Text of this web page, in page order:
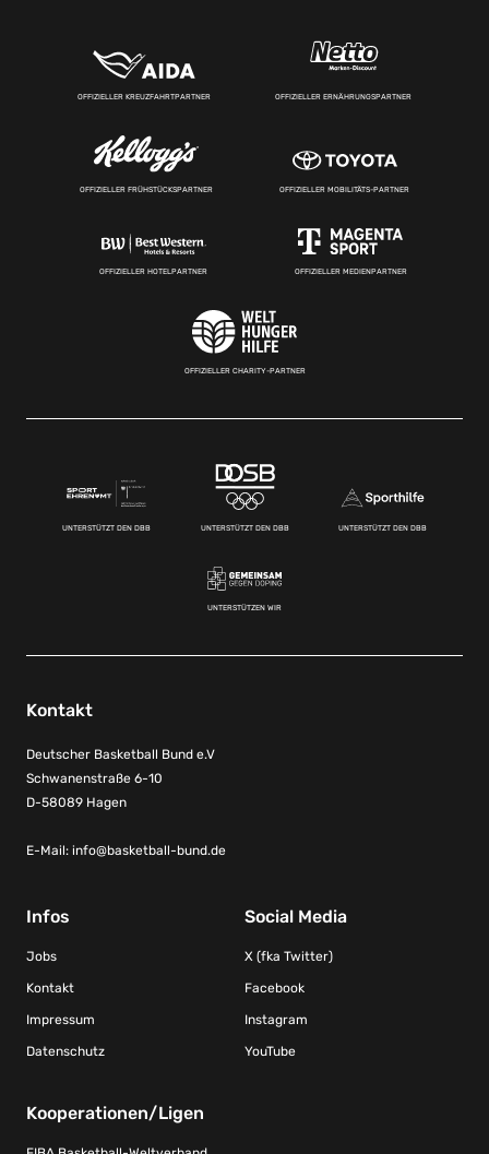
OFFIZIELLER KREUZFAHRTPARTNER OFFIZIELLER ERNÄHRUNGSPARTNER
OFFIZIELLER FRÜHSTÜCKSPARTNER OFFIZIELLER MOBILITÄTS-PARTNER
OFFIZIELLER HOTELPARTNER OFFIZIELLER MEDIENPARTNER
OFFIZIELLER CHARITY-PARTNER
UNTERSTÜTZT DEN DBB UNTERSTÜTZT DEN DBB UNTERSTÜTZT DEN DBB
UNTERSTÜTZEN WIR
Kontakt
Deutscher Basketball Bund e.V
Schwanenstraße 6-10
D-58089 Hagen
E-Mail: info@basketball-bund.de
Infos
Jobs
Kontakt
Impressum
Datenschutz
Social Media
X (fka Twitter)
Facebook
Instagram
YouTube
Kooperationen/Ligen